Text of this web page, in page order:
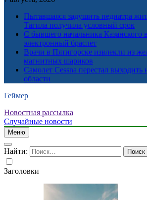
Пытавшаяся задушить педиатра
Тагила получила условный срок
С бывшего начальника Казанского
электронный браслет
Врачи в Пятигорске извлекли из
магнитных шариков
Самолет Cessna перестал выходить
области
Геймер
Новостная рассылка
Случайные новости
Меню
Найти:
Заголовки